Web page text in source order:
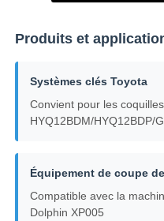
Contact
nouvelles
Clés automatiques
Produits et
Systèmes clés Toyota
Convient pour les
HYQ12BDM/HYQ12BDP/
Équipement de coupe
Compatible avec la
Dolphin XP005